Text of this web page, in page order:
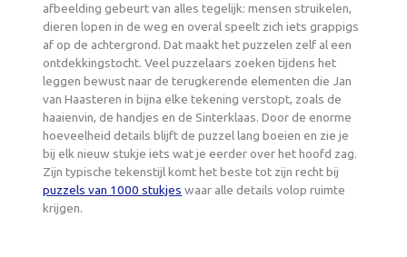
afbeelding gebeurt van alles tegelijk: mensen struikelen,
dieren lopen in de weg en overal speelt zich iets grappigs
af op de achtergrond. Dat maakt het puzzelen zelf al een
ontdekkingstocht. Veel puzzelaars zoeken tijdens het
leggen bewust naar de terugkerende elementen die Jan
van Haasteren in bijna elke tekening verstopt, zoals de
haaienvin, de handjes en de Sinterklaas. Door de enorme
hoeveelheid details blijft de puzzel lang boeien en zie je
bij elk nieuw stukje iets wat je eerder over het hoofd zag.
Zijn typische tekenstijl komt het beste tot zijn recht bij
puzzels van 1000 stukjes waar alle details volop ruimte
krijgen.